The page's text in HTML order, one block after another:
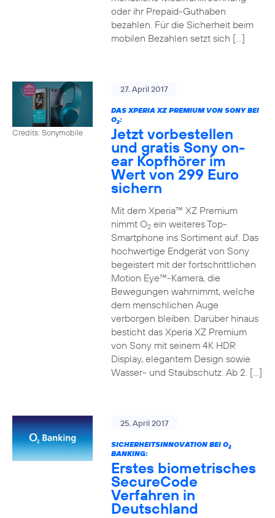
oder ihr Prepaid-Guthaben
bezahlen. Für die Sicherheit beim
mobilen Bezahlen setzt sich […]
Credits: Sonymobile
27. April 2017
DAS XPERIA XZ PREMIUM VON SONY BEI
O2:
Jetzt vorbestellen
und gratis Sony on-
ear Kopfhörer im
Wert von 299 Euro
sichern
Mit dem Xperia™ XZ Premium
nimmt O2ein weiteres Top-
Smartphone ins Sortiment auf. Das
hochwertige Endgerät von Sony
begeistert mit der fortschrittlichen
Motion Eye™-Kamera, die
Bewegungen wahrnimmt, welche
dem menschlichen Auge
verborgen bleiben. Darüber hinaus
besticht das Xperia XZ Premium
von Sony mit seinem 4K HDR
Display, elegantem Design sowie
Wasser- und Staubschutz. Ab 2. […]
25. April 2017
SICHERHEITSINNOVATION BEI O2
BANKING:
Erstes biometrisches
SecureCode
Verfahren in
Deutschland